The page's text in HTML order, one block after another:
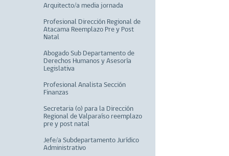
Arquitecto/a media jornada
Profesional Dirección Regional de
Atacama Reemplazo Pre y Post
Natal
Abogado Sub Departamento de
Derechos Humanos y Asesoría
Legislativa
Profesional Analista Sección
Finanzas
Secretaria (o) para la Dirección
Regional de Valparaíso reemplazo
pre y post natal
Jefe/a Subdepartamento Jurídico
Administrativo